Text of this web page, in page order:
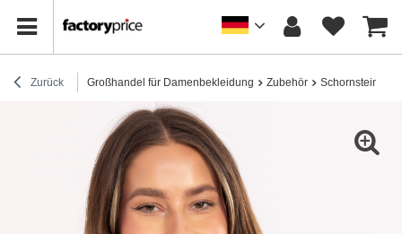
Zurück Großhandel für Damenbekleidung Zubehör Schornsteine